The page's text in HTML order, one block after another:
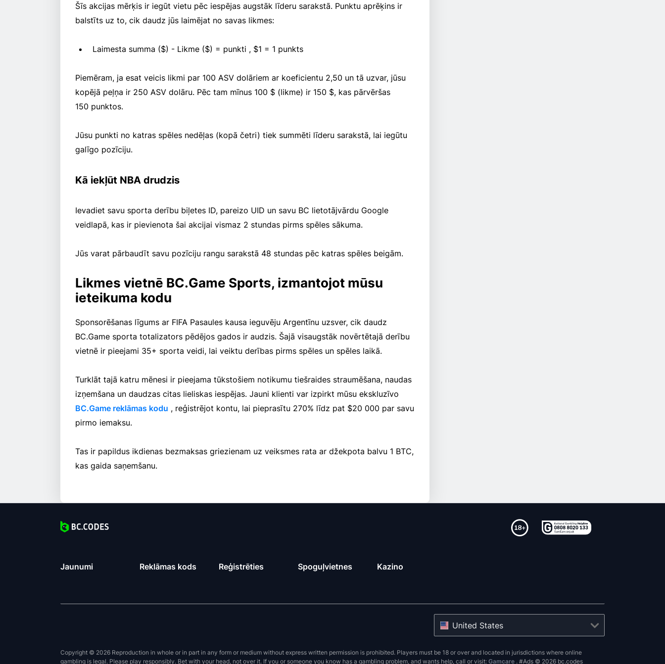
Šīs akcijas mērķis ir iegūt vietu pēc iespējas augstāk līderu sarakstā. Punktu aprēķins ir
balstīts uz to, cik daudz jūs laimējat no savas likmes:
Laimesta summa ($) - Likme ($) = punkti , $1 = 1 punkts
Piemēram, ja esat veicis likmi par 100 ASV dolāriem ar koeficientu 2,50 un tā uzvar, jūsu
kopējā peļņa ir 250 ASV dolāru. Pēc tam mīnus 100 $ (likme) ir 150 $, kas pārvēršas
150 punktos.
Jūsu punkti no katras spēles nedēļas (kopā četri) tiek summēti līderu sarakstā, lai iegūtu
galīgo pozīciju.
Kā iekļūt NBA drudzis
Ievadiet savu sporta derību biļetes ID, pareizo UID un savu BC lietotājvārdu Google
veidlapā, kas ir pievienota šai akcijai vismaz 2 stundas pirms spēles sākuma.
Jūs varat pārbaudīt savu pozīciju rangu sarakstā 48 stundas pēc katras spēles beigām.
Likmes vietnē BC.Game Sports, izmantojot mūsu
ieteikuma kodu
Sponsorēšanas līgums ar FIFA Pasaules kausa ieguvēju Argentīnu uzsver, cik daudz
BC.Game sporta totalizators pēdējos gados ir audzis. Šajā visaugstāk novērtētajā derību
vietnē ir pieejami 35+ sporta veidi, lai veiktu derības pirms spēles un spēles laikā.
Turklāt tajā katru mēnesi ir pieejama tūkstošiem notikumu tiešraides straumēšana, naudas
izņemšana un daudzas citas lieliskas iespējas. Jauni klienti var izpirkt mūsu ekskluzīvo
BC.Game reklāmas kodu , reģistrējot kontu, lai pieprasītu 270% līdz pat $20 000 par savu
pirmo iemaksu.
Tas ir papildus ikdienas bezmaksas griezienam uz veiksmes rata ar džekpota balvu 1 BTC,
kas gaida saņemšanu.
Jaunumi Reklāmas kods Reģistrēties Spoguļvietnes Kazino
United States
Copyright © 2026 Reproduction in whole or in part in any form or medium without express written permission is prohibited. Players must be 18 or over and located in jurisdictions where online
gambling is legal. Please play responsibly. Bet with your head, not over it. If you or someone you know has a gambling problem, and wants help, call or visit: Gamcare . #Ads © 2026 bc.codes